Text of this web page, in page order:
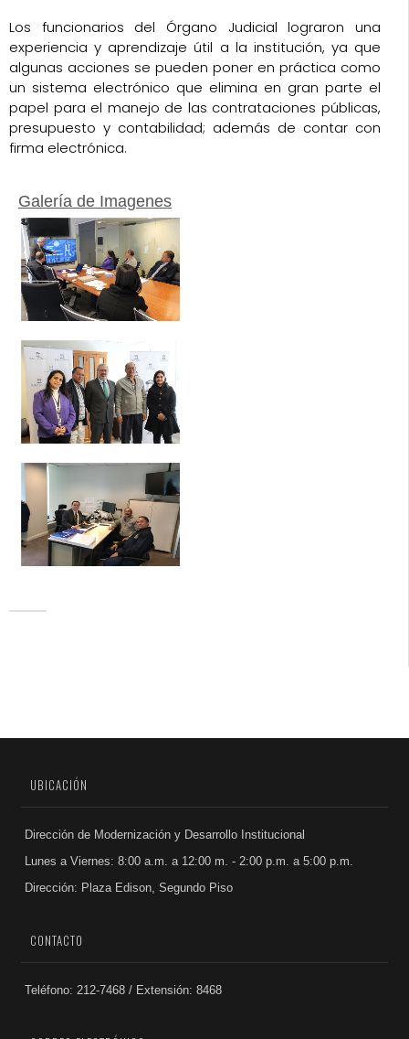
Los funcionarios del Órgano Judicial lograron una
experiencia y aprendizaje útil a la institución, ya que
algunas acciones se pueden poner en práctica como
un sistema electrónico que elimina en gran parte el
papel para el manejo de las contrataciones públicas,
presupuesto y contabilidad; además de contar con
firma electrónica.
Galería de Imagenes
UBICACIÓN
Dirección de Modernización y Desarrollo Institucional
Lunes a Viernes: 8:00 a.m. a 12:00 m. - 2:00 p.m. a 5:00 p.m.
Dirección: Plaza Edison, Segundo Piso
CONTACTO
Teléfono: 212-7468 / Extensión: 8468